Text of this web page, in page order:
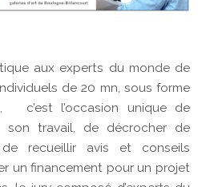
aux experts du monde de
de 20 mn, sous forme
c’est l’occasion unique de
travail, de décrocher de
de recueillir avis et conseils
un financement pour un projet